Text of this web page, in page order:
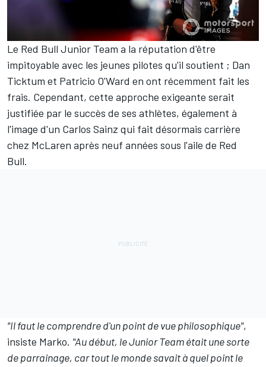
Le Red Bull Junior Team a la réputation d'être
impitoyable avec les jeunes pilotes qu'il soutient ; Dan
Ticktum et Patricio O'Ward en ont récemment fait les
frais. Cependant, cette approche exigeante serait
justifiée par le succès de ses athlètes, également à
l'image d'un Carlos Sainz qui fait désormais carrière
chez McLaren après neuf années sous l'aile de Red
Bull.
"Il faut le comprendre d'un point de vue philosophique",
insiste Marko. "Au début, le Junior Team était une sorte
de parrainage, car tout le monde savait à quel point le